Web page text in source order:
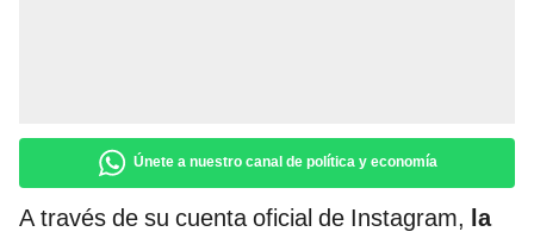
Únete a nuestro canal de política y economía
A través de su cuenta oficial de Instagram, la